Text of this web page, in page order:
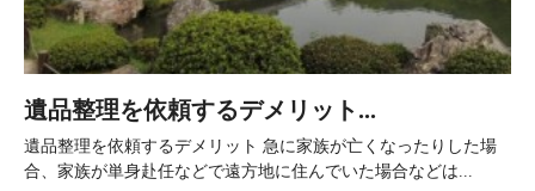
遺品整理を依頼するデメリット...
遺品整理を依頼するデメリット 急に家族が亡くなったりした場
合、家族が単身赴任などで遠方地に住んでいた場合などは...